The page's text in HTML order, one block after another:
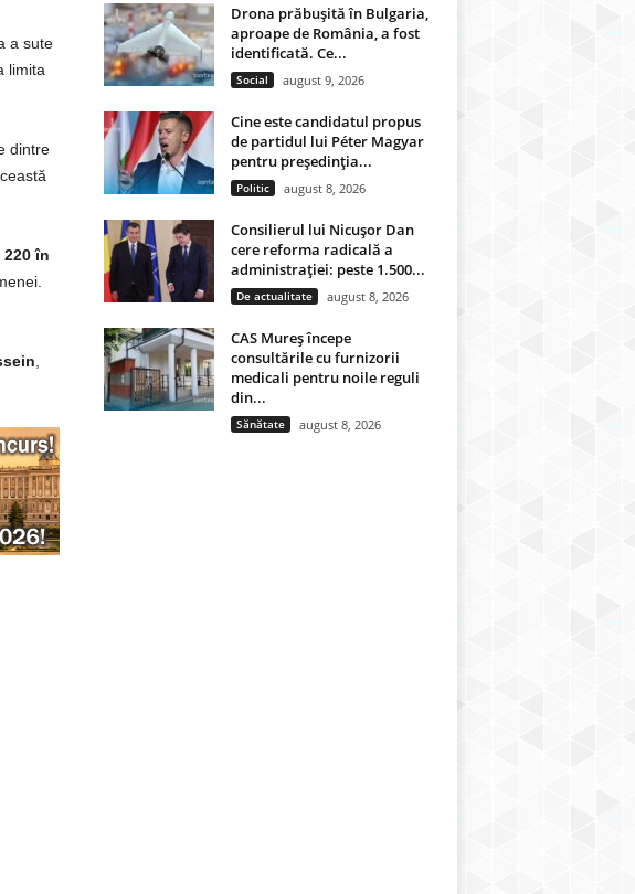
a sute
limita
dintre
220 în
Drona prăbușită în Bulgaria,
aproape de România, a fost
identificată. Ce...
Social august 9, 2026
Cine este candidatul propus
de partidul lui Péter Magyar
pentru președinția...
Politic august 8, 2026
Consilierul lui Nicușor Dan
cere reforma radicală a
administrației: peste 1.500...
De actualitate august 8, 2026
CAS Mureș începe
consultările cu furnizorii
medicali pentru noile reguli
din...
Sănătate august 8, 2026